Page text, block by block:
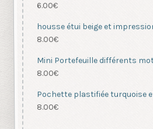
6.00€
housse étui beige et
8.00€
Mini Portefeuille différents
8.00€
Pochette plastifiée turquoise
8.00€